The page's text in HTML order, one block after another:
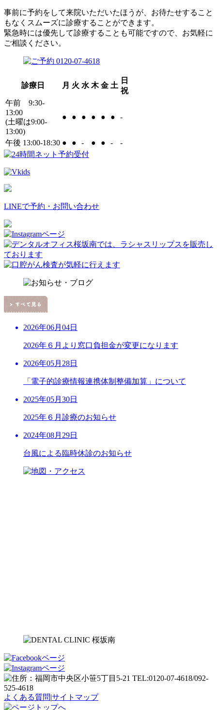
事前に予約をして来院いただいたほうが、お待たせすること
もなくスムーズに診療することができます。
緊急時には優先して診療することも可能ですので、お気軽に
ご相談ください。
診療日 月 火 水 木 金 土
日
祝
午前 9:30-
13:00
(土曜は9:00-
13:00)
● ● ● ● ● ● -
午後 13:00-18:30 ● ● - ● ● - -
LINEで予約・お問い合わせ
2026年06月04日
2026年６月より窓口負担金が変更になります
2026年05月28日
「電子的診療情報連携体制整備加算」について
2025年05月30日
2025年６月診療のお知らせ
2024年08月29日
台風による臨時休診のお知らせ
よくある質問|サイトマップ